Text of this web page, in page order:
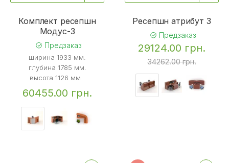
Комплект ресепшн
Mодус-3
Предзаказ
ширина 1933 мм.
глубина 1785 мм.
высота 1126 мм
60455.00 грн.
Ресепшн атрибут 3
Предзаказ
29124.00 грн.
34262.00 грн.